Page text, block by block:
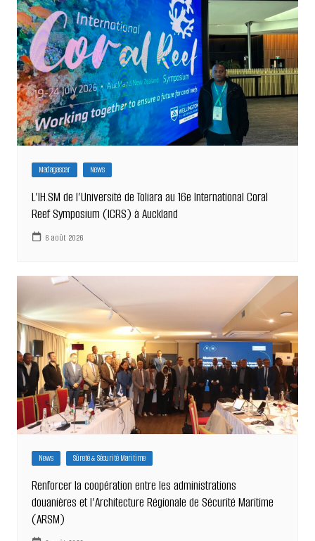
Madagascar News
L’IH.SM de l’Université de Toliara au 16e International Coral
Reef Symposium (ICRS) à Auckland
6 août 2026
News Sûreté & Sécurité Maritime
Renforcer la coopération entre les administrations
douanières et l’Architecture Régionale de Sécurité Maritime
(ARSM)